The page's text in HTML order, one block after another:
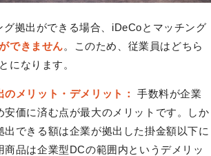
拠出ができる場合、iDeCoとマッチング
できません。このため、従業員はどちら
になります。
のメリット・デメリット：
手数料が企業
安価に済む点が最大のメリットです。しか
出できる額は企業が拠出した掛金額以下に
商品は企業型DCの範囲内というデメリッ